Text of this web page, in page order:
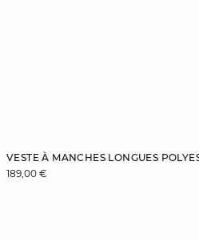
VESTE À MANCHES LONGUES
189,00 €